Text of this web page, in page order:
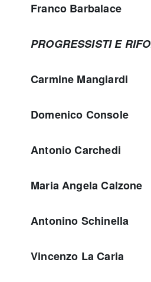
Franco Barbalace
PROGRESSISTI E
Carmine Mangiardi
Domenico Console
Antonio Carchedi
Maria Angela Calzone
Antonino Schinella
Vincenzo La Caria